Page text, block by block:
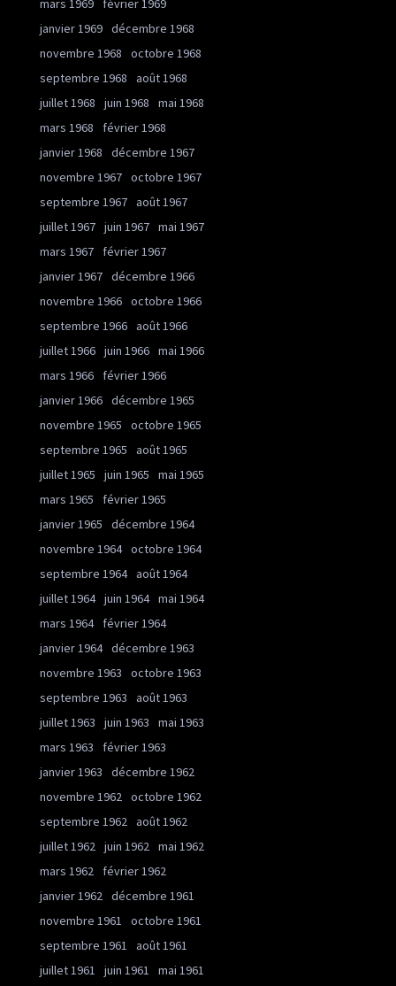
mars 1969
février 1969
janvier 1969 décembre 1968
novembre 1968
octobre 1968
septembre 1968
août 1968
juillet 1968
juin 1968
mai 1968
mars 1968
février 1968
janvier 1968
décembre 1967
novembre 1967 octobre 1967
septembre 1967 août 1967
juillet 1967 juin 1967 mai 1967
mars 1967
février 1967
janvier 1967 décembre 1966
novembre 1966 octobre 1966
septembre 1966 août 1966
juillet 1966 juin 1966 mai 1966
mars 1966
février 1966
janvier 1966 décembre 1965
novembre 1965
octobre 1965
septembre 1965
août 1965
juillet 1965
juin 1965
mai 1965
mars 1965
février 1965
janvier 1965
décembre 1964
novembre 1964 octobre 1964
septembre 1964 août 1964
juillet 1964 juin 1964 mai 1964
mars 1964
février 1964
janvier 1964 décembre 1963
novembre 1963
octobre 1963
septembre 1963
août 1963
juillet 1963
juin 1963
mai 1963
mars 1963
février 1963
janvier 1963
décembre 1962
novembre 1962 octobre 1962
septembre 1962 août 1962
juillet 1962 juin 1962 mai 1962
mars 1962
février 1962
janvier 1962 décembre 1961
novembre 1961
octobre 1961
septembre 1961
août 1961
juillet 1961
juin 1961
mai 1961